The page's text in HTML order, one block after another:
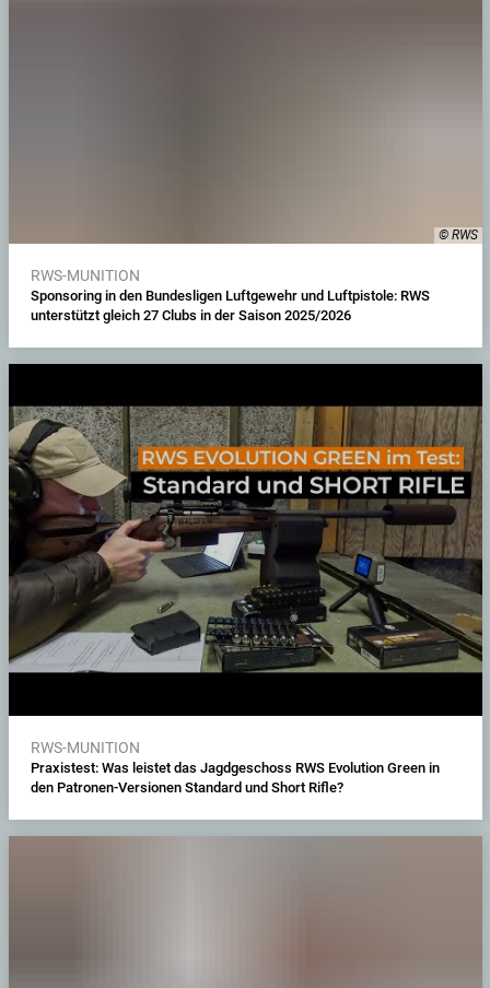
© RWS
RWS-MUNITION
Sponsoring in den Bundesligen Luftgewehr und Luftpistole: RWS
unterstützt gleich 27 Clubs in der Saison 2025/2026
RWS-MUNITION
Praxistest: Was leistet das Jagdgeschoss RWS Evolution Green in
den Patronen-Versionen Standard und Short Rifle?